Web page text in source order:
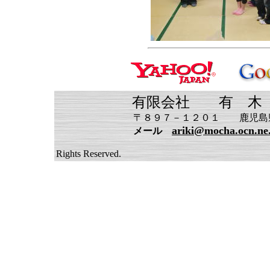
有限会社 有 木 機
〒８９７－１２０１ 鹿児島県南さ
メール
Copyright (C)
Rights Reserved.